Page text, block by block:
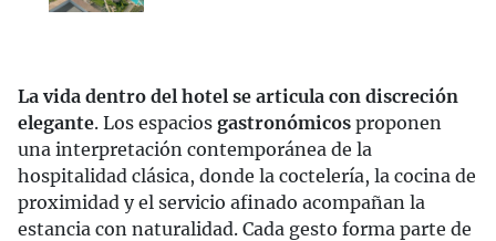
La vida dentro del hotel se articula con discreción
elegante. Los espacios gastronómicos proponen
una interpretación contemporánea de la
hospitalidad clásica, donde la coctelería, la cocina de
proximidad y el servicio afinado acompañan la
estancia con naturalidad. Cada gesto forma parte de